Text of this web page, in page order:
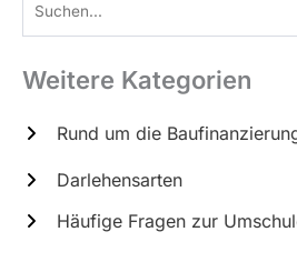
h
Weitere Kategorien
Rund um die
Darlehensarten
Häufige Fragen zur